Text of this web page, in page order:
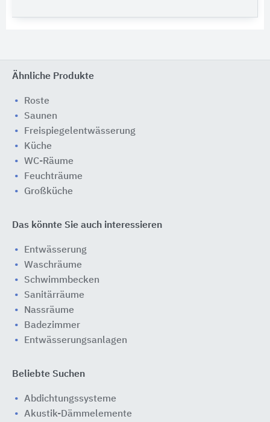
Ähnliche Produkte
Roste
Saunen
Freispiegelentwässerung
Küche
WC-Räume
Feuchträume
Großküche
Das könnte Sie auch interessieren
Entwässerung
Waschräume
Schwimmbecken
Sanitärräume
Nassräume
Badezimmer
Entwässerungsanlagen
Beliebte Suchen
Abdichtungssysteme
Akustik-Dämmelemente